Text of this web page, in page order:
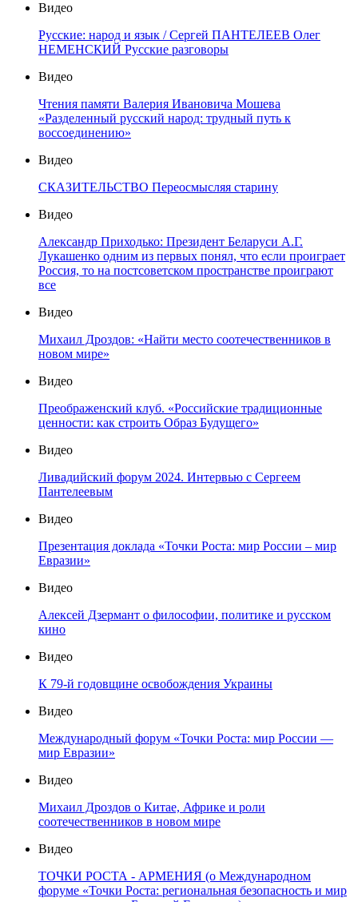
Видео
Русские: народ и язык / Сергей ПАНТЕЛЕЕВ Олег
НЕМЕНСКИЙ Русские разговоры
Видео
Чтения памяти Валерия Ивановича Мошева
«Разделенный русский народ: трудный путь к
воссоединению»
Видео
СКАЗИТЕЛЬСТВО Переосмысляя старину
Видео
Александр Приходько: Президент Беларуси А.Г.
Лукашенко одним из первых понял, что если проиграет
Россия, то на постсоветском пространстве проиграют
все
Видео
Михаил Дроздов: «Найти место соотечественников в
новом мире»
Видео
Преображенский клуб. «Российские традиционные
ценности: как строить Образ Будущего»
Видео
Ливадийский форум 2024. Интервью с Сергеем
Пантелеевым
Видео
Презентация доклада «Точки Роста: мир России – мир
Евразии»
Видео
Алексей Дзермант о философии, политике и русском
кино
Видео
К 79-й годовщине освобождения Украины
Видео
Международный форум «Точки Роста: мир России —
мир Евразии»
Видео
Михаил Дроздов о Китае, Африке и роли
соотечественников в новом мире
Видео
ТОЧКИ РОСТА - АРМЕНИЯ (о Международном
форуме «Точки Роста: региональная безопасность и мир